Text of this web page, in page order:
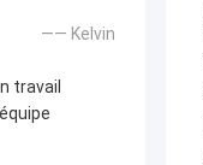
—— Kelvin
travail